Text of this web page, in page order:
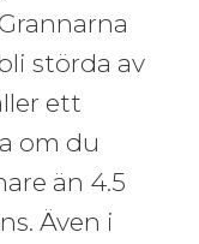
störda av
ett
om du
än 4.5
Även i